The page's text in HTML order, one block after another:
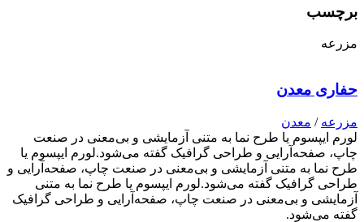
برچسب
مزرعه
حفاری معدن
مزرعه / معدن
لورم ایپسوم یا طرح‌ نما به متنی آزمایشی و بی‌معنی در صنعت
چاپ، صفحه‌آرایی و طراحی گرافیک گفته می‌شود.لورم ایپسوم یا
طرح‌ نما به متنی آزمایشی و بی‌معنی در صنعت چاپ، صفحه‌آرایی و
طراحی گرافیک گفته می‌شود.لورم ایپسوم یا طرح‌ نما به متنی
آزمایشی و بی‌معنی در صنعت چاپ، صفحه‌آرایی و طراحی گرافیک
گفته می‌شود.